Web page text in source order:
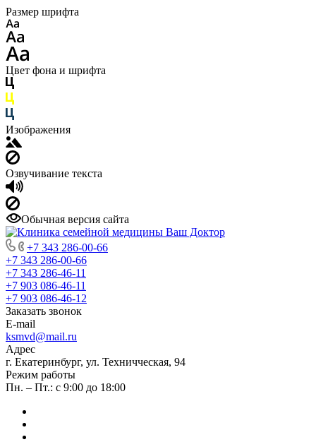
Размер шрифта
Цвет фона и шрифта
Изображения
Озвучивание текста
Обычная версия сайта
+7 343 286-00-66
+7 343 286-00-66
+7 343 286-46-11
+7 903 086-46-11
+7 903 086-46-12
Заказать звонок
E-mail
ksmvd@mail.ru
Адрес
г. Екатеринбург, ул. Техничческая, 94
Режим работы
Пн. – Пт.: с 9:00 до 18:00